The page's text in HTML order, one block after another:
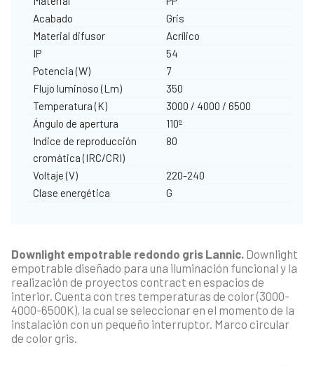
Acabado
Gris
Material difusor
Acrílico
IP
54
Potencia (W)
7
Flujo luminoso (Lm)
350
Temperatura (K)
3000 / 4000 / 6500
Ángulo de apertura
110º
Indice de reproducción
cromática (IRC/CRI)
80
Voltaje (V)
220-240
Clase energética
G
Downlight empotrable redondo gris Lannic. Downlight
empotrable diseñado para una iluminación funcional y la
realización de proyectos contract en espacios de
interior. Cuenta con tres temperaturas de color (3000-
4000-6500K), la cual se seleccionar en el momento de la
instalación con un pequeño interruptor. Marco circular
de color gris.